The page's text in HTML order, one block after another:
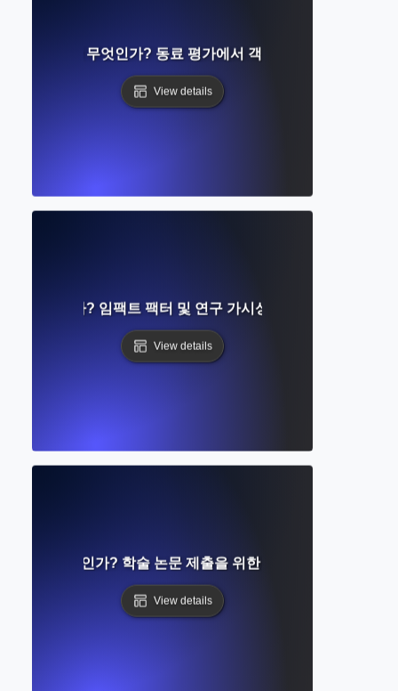
인드 리뷰란 무엇인가? 동료 평가에서 객관성과 평등 보장하기
View details
란 무엇인가? 임팩트 팩터 및 연구 가시성에 대한 완벽한 가이
View details
출이란 무엇인가? 학술 논문 제출을 위한 단계별 완벽 가이드
View details